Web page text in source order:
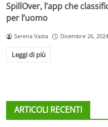
SpillOver, l’app che
per l’uomo
Serena Vasta Dicembre 26, 2024
Leggi di più
ARTICOLI RECENTI